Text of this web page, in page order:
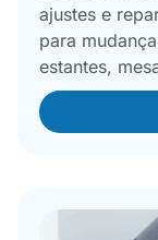
ajustes e
para
estantes,